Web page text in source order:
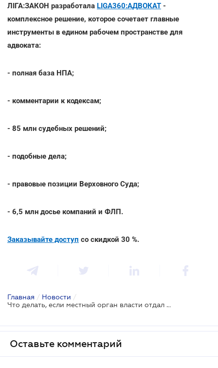
ЛІГА:ЗАКОН разработала LIGA360:АДВОКАТ -
комплексное решение, которое сочетает главные
инструменты в едином рабочем пространстве для
адвоката:
- полная база НПА;
- комментарии к кодексам;
- 85 млн судебных решений;
- подобные дела;
- правовые позиции Верховного Суда;
- 6,5 млн досье компаний и ФЛП.
Заказывайте доступ со скидкой 30 %.
Главная / Новости /
Что делать, если местный орган власти отдал часть вашего участка соседу: ВС
Оставьте комментарий